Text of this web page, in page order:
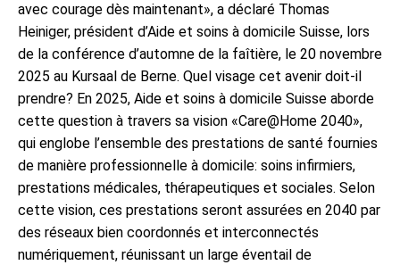
avec courage dès maintenant», a déclaré Thomas
Heiniger, président d’Aide et soins à domicile Suisse, lors
de la conférence d’automne de la faîtière, le 20 novembre
2025 au Kursaal de Berne. Quel visage cet avenir doit-il
prendre? En 2025, Aide et soins à domicile Suisse aborde
cette question à travers sa vision «Care@Home 2040»,
qui englobe l’ensemble des prestations de santé fournies
de manière professionnelle à domicile: soins infirmiers,
prestations médicales, thérapeutiques et sociales. Selon
cette vision, ces prestations seront assurées en 2040 par
des réseaux bien coordonnés et interconnectés
numériquement, réunissant un large éventail de